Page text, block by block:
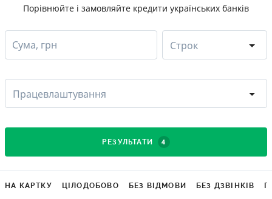
Порівнюйте і замовляйте кредити українських банків
Сума, грн Строк
Працевлаштування
РЕЗУЛЬТАТИ 4
НА КАРТКУ ЦІЛОДОБОВО БЕЗ ВІДМОВИ БЕЗ ДЗВІНКІВ